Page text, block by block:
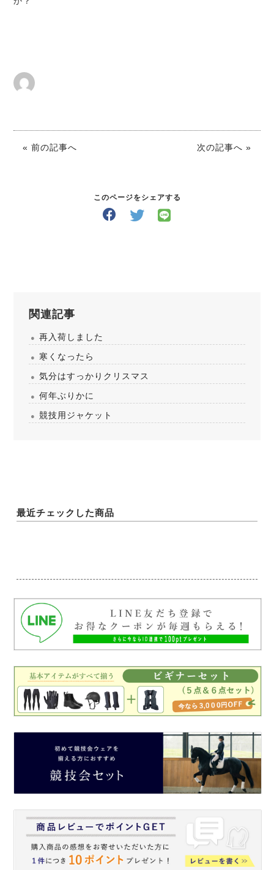
« 前の記事へ 次の記事へ »
このページをシェアする
関連記事
再入荷しました
寒くなったら
気分はすっかりクリスマス
何年ぶりかに
競技用ジャケット
最近チェックした商品